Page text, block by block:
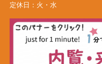
定休日： 火・水